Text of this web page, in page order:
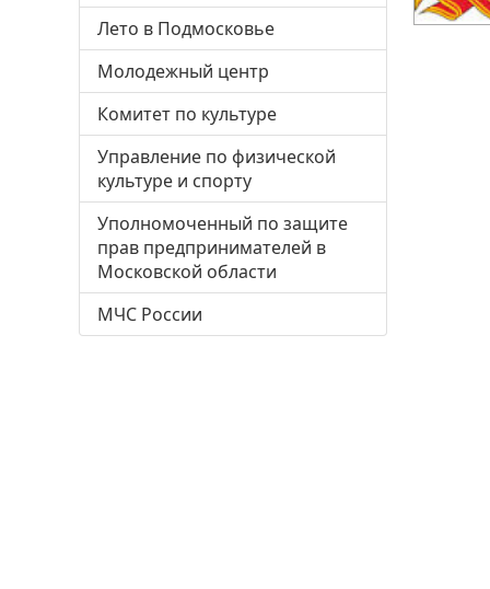
Лето в Подмосковье
Молодежный центр
Комитет по культуре
Управление по физической
культуре и спорту
Уполномоченный по защите
прав предпринимателей в
Московской области
МЧС России